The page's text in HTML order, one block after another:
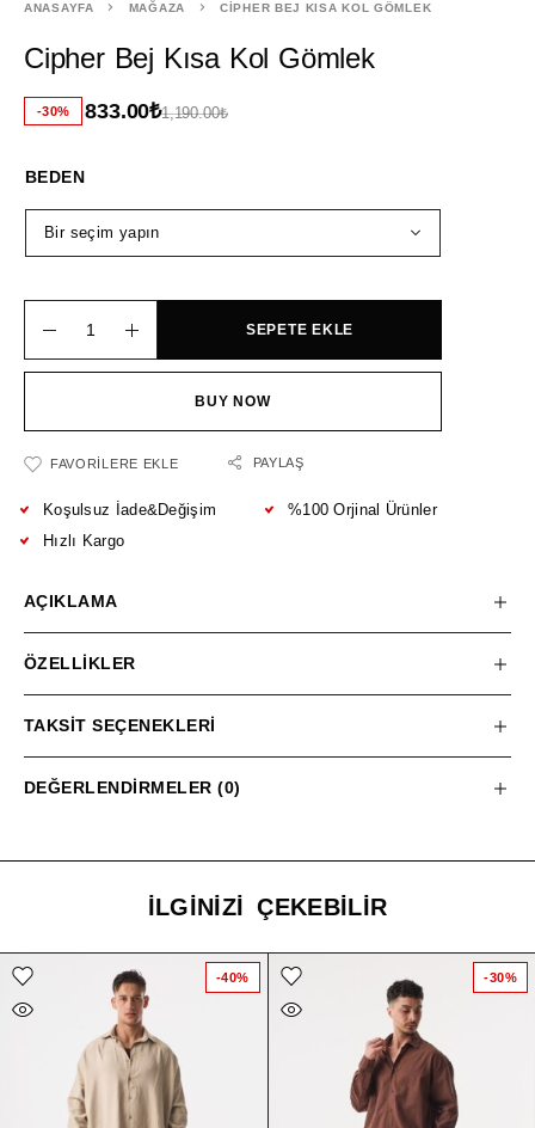
ANASAYFA MAĞAZA CIPHER BEJ KISA KOL GÖMLEK
Cipher Bej Kısa Kol Gömlek
-30% 1,190.00₺
833.00₺
BEDEN
SEPETE EKLE
BUY NOW
FAVORILERE EKLE PAYLAŞ
Koşulsuz İade&Değişim
Hızlı Kargo
%100 Orjinal Ürünler
AÇIKLAMA
ÖZELLIKLER
TAKSIT SEÇENEKLERI
DEĞERLENDIRMELER (0)
İLGINIZI ÇEKEBILIR
-40% -30%